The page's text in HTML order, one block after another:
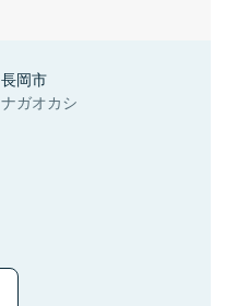
長岡市
ナガオカシ